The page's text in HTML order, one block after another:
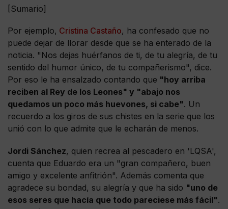
[Sumario]
Por ejemplo, Cristina Castaño, ha confesado que no
puede dejar de llorar desde que se ha enterado de la
noticia. "Nos dejas huérfanos de ti, de tu alegría, de tu
sentido del humor único, de tu compañerismo", dice.
Por eso le ha ensalzado contando que "hoy arriba
reciben al Rey de los Leones" y "abajo nos
quedamos un poco más huevones, si cabe". Un
recuerdo a los giros de sus chistes en la serie que los
unió con lo que admite que le echarán de menos.
Jordi Sánchez, quien recrea al pescadero en 'LQSA',
cuenta que Eduardo era un "gran compañero, buen
amigo y excelente anfitrión". Además comenta que
agradece su bondad, su alegría y que ha sido "uno de
esos seres que hacía que todo pareciese más fácil".